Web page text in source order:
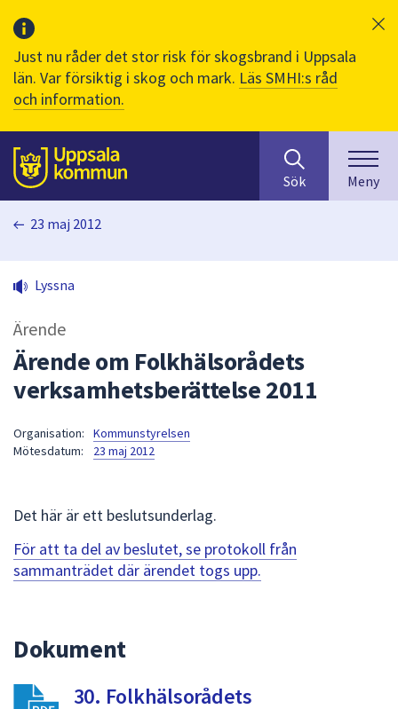
Just nu råder det stor risk för skogsbrand i Uppsala
län. Var försiktig i skog och mark. Läs SMHI:s råd
och information.
Till sidans
huvudinnehåll
efter
innehåll
på
sökfältet
kommer
sökförslag
för
att
navigera
Sök Meny
23 maj 2012
Lyssna
Ärende
Ärende om Folkhälsorådets
verksamhetsberättelse 2011
Organisation:
Kommunstyrelsen
Mötesdatum:
23 maj 2012
Det här är ett beslutsunderlag.
För att ta del av beslutet, se protokoll från
sammanträdet där ärendet togs upp.
Dokument
30. Folkhälsorådets